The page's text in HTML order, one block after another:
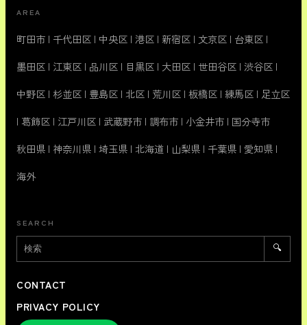
AREA
町田市 | 千代田区 | 中央区 | 港区 | 新宿区 | 文京区 | 台東区 |
墨田区 | 江東区 | 品川区 | 目黒区 | 大田区 | 世田谷区 | 渋谷区 |
中野区 | 杉並区 | 豊島区 | 北区 | 荒川区 | 板橋区 | 練馬区 | 足立区
| 葛飾区 | 江戸川区 | 武蔵野市 | 調布市 | 小金井市 | 国分寺市
秋田県 | 神奈川県 | 埼玉県 | 北海道 | 山梨県 | 千葉県 | 愛知県 |
海外
SEARCH
🔍
CONTACT
PRIVACY POLICY